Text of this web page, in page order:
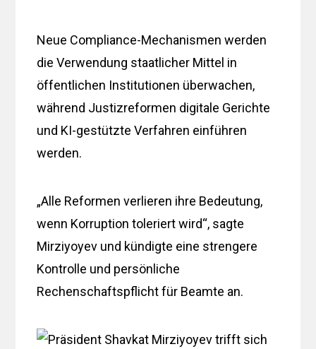
Neue Compliance-Mechanismen werden
die Verwendung staatlicher Mittel in
öffentlichen Institutionen überwachen,
während Justizreformen digitale Gerichte
und KI-gestützte Verfahren einführen
werden.
„Alle Reformen verlieren ihre Bedeutung,
wenn Korruption toleriert wird“, sagte
Mirziyoyev und kündigte eine strengere
Kontrolle und persönliche
Rechenschaftspflicht für Beamte an.